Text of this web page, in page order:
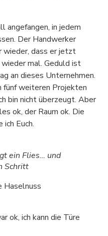
angefangen, in jedem
Der Handwerker
wieder, dass er jetzt
mal. Geduld ist
an dieses Unternehmen.
weiteren Projekten
bin nicht überzeugt. Aber
ok, der Raum ok. Die
Euch.
ein Flies… und
Schritt
ok, ich kann die Türe